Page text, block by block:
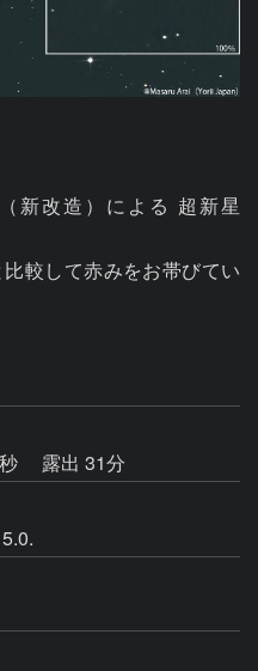
新改造）による 超新星
較して赤みをお帯びてい
露出 31分